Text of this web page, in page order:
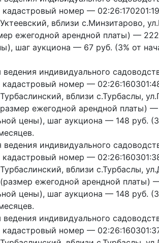
кадастровый номер —
вблизи с.Минзитарово,
ежегодной арендной платы) —
шаг аукциона — 67 руб. (3% от
индивидуального
кадастровый номер —
вблизи с.Турбаслы,
ежегодной арендной платы) —
цены), шаг аукциона — 148 руб.
индивидуального
кадастровый номер —
вблизи с.Турбаслы,
ежегодной арендной платы)
цены), шаг аукциона — 148 руб.
индивидуального
кадастровый номер —